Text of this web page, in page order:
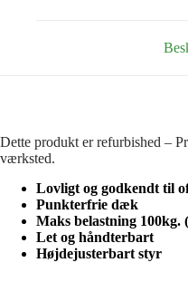
Dette produkt er refurbished –
værksted.
Lovligt og godkendt til
Punkterfrie dæk
Maks belastning 100kg.
Let og håndterbart
Højdejusterbart styr